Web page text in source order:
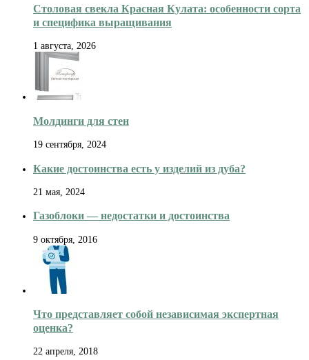
Столовая свекла Красная Кулата: особенности сорта
и специфика выращивания
1 августа, 2026
Молдинги для стен
19 сентября, 2024
Какие достоинства есть у изделий из дуба?
21 мая, 2024
Газоблоки — недостатки и достоинства
9 октября, 2016
Что представляет собой независимая экспертная
оценка?
22 апреля, 2018